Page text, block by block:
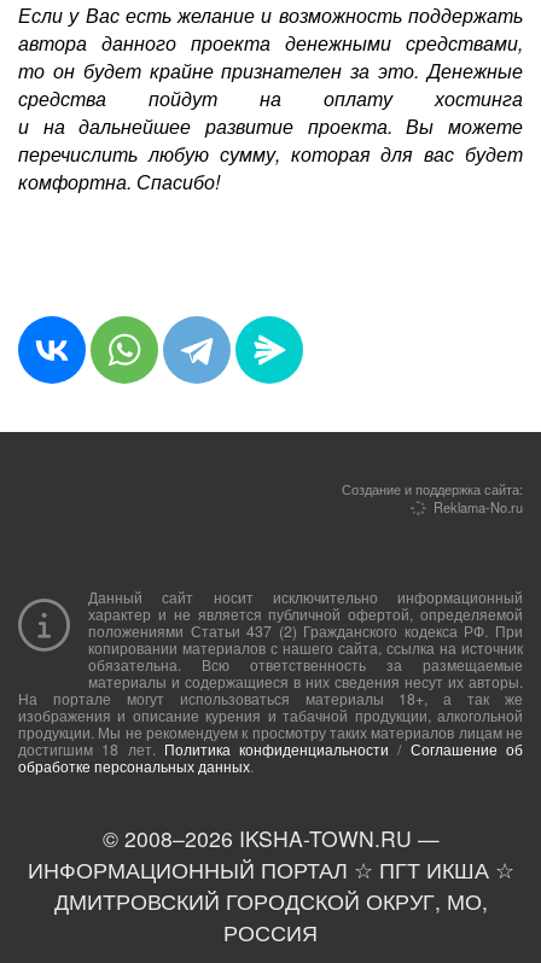
Если у Вас есть желание и возможность поддержать
автора данного проекта денежными средствами,
то он будет крайне признателен за это. Денежные
средства пойдут на оплату хостинга
и на дальнейшее развитие проекта. Вы можете
перечислить любую сумму, которая для вас будет
комфортна. Спасибо!
Создание и поддержка сайта:
Reklama-No.ru
Данный сайт носит исключительно информационный
характер и не является публичной офертой, определяемой
положениями Статьи 437 (2) Гражданского кодекса РФ. При
копировании материалов с нашего сайта, ссылка на источник
обязательна. Всю ответственность за размещаемые
материалы и содержащиеся в них сведения несут их авторы.
На портале могут использоваться материалы 18+, а так же
изображения и описание курения и табачной продукции, алкогольной
продукции. Мы не рекомендуем к просмотру таких материалов лицам не
достигшим 18 лет. Политика конфиденциальности / Соглашение об
обработке персональных данных.
© 2008–2026 IKSHA-TOWN.RU —
ИНФОРМАЦИОННЫЙ ПОРТАЛ ☆ ПГТ ИКША ☆
ДМИТРОВСКИЙ ГОРОДСКОЙ ОКРУГ, МО,
РОССИЯ